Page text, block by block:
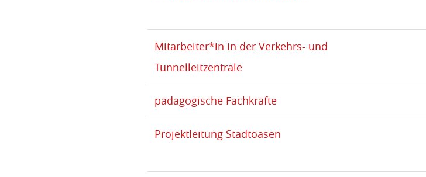
Mitarbeiter*in in der Verkehrs- und
Tunnelleitzentrale
pädagogische Fachkräfte
Projektleitung Stadtoasen